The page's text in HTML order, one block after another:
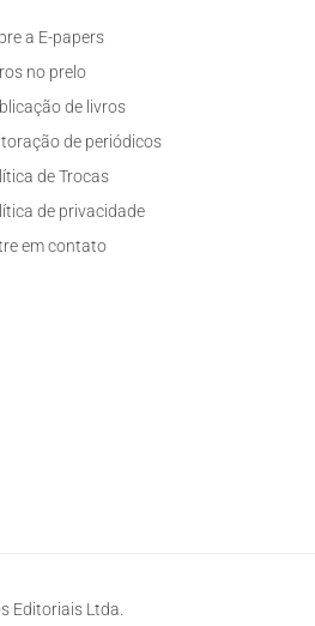
a E-papers
no prelo
de livros
de periódicos
de Trocas
de privacidade
em contato
Editoriais Ltda.